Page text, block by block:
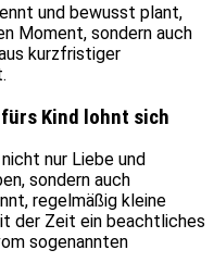
und bewusst plant,
Moment, sondern auch
kurzfristiger
Kind lohnt sich
nur Liebe und
sondern auch
regelmäßig kleine
der Zeit ein beachtliches
sogenannten